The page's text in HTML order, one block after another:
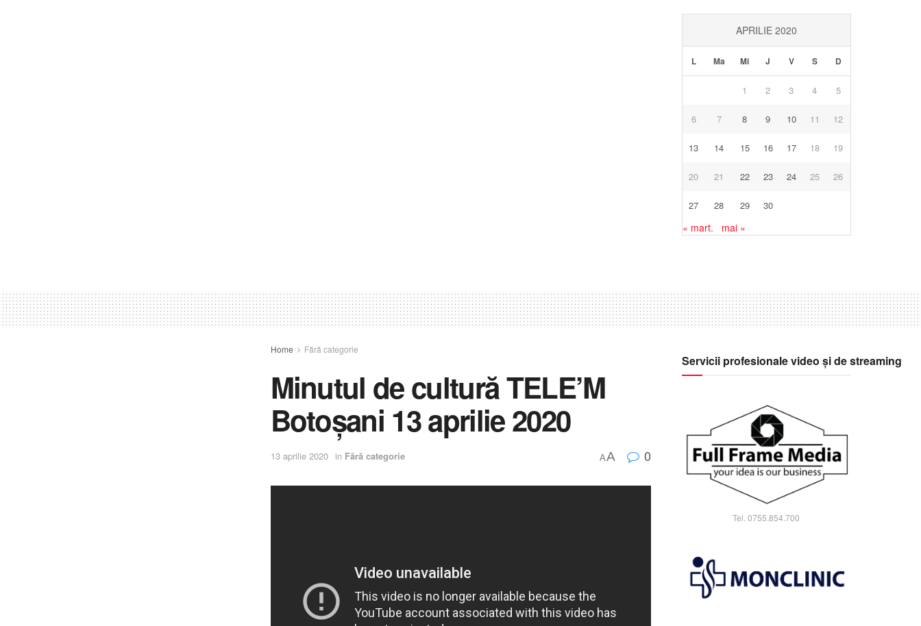
APRILIE 2020
L Ma Mi J V S D
1 2 3 4 5
6 7 8 9 10 11 12
13 14 15 16 17 18 19
20 21 22 23 24 25 26
27 28 29 30
« mart. mai »
Home Fără categorie
Minutul de cultură TELE’M
Botoșani 13 aprilie 2020
13 aprilie 2020 in Fără categorie AA 0
Servicii profesionale video și de streaming
Tel. 0755.854.700